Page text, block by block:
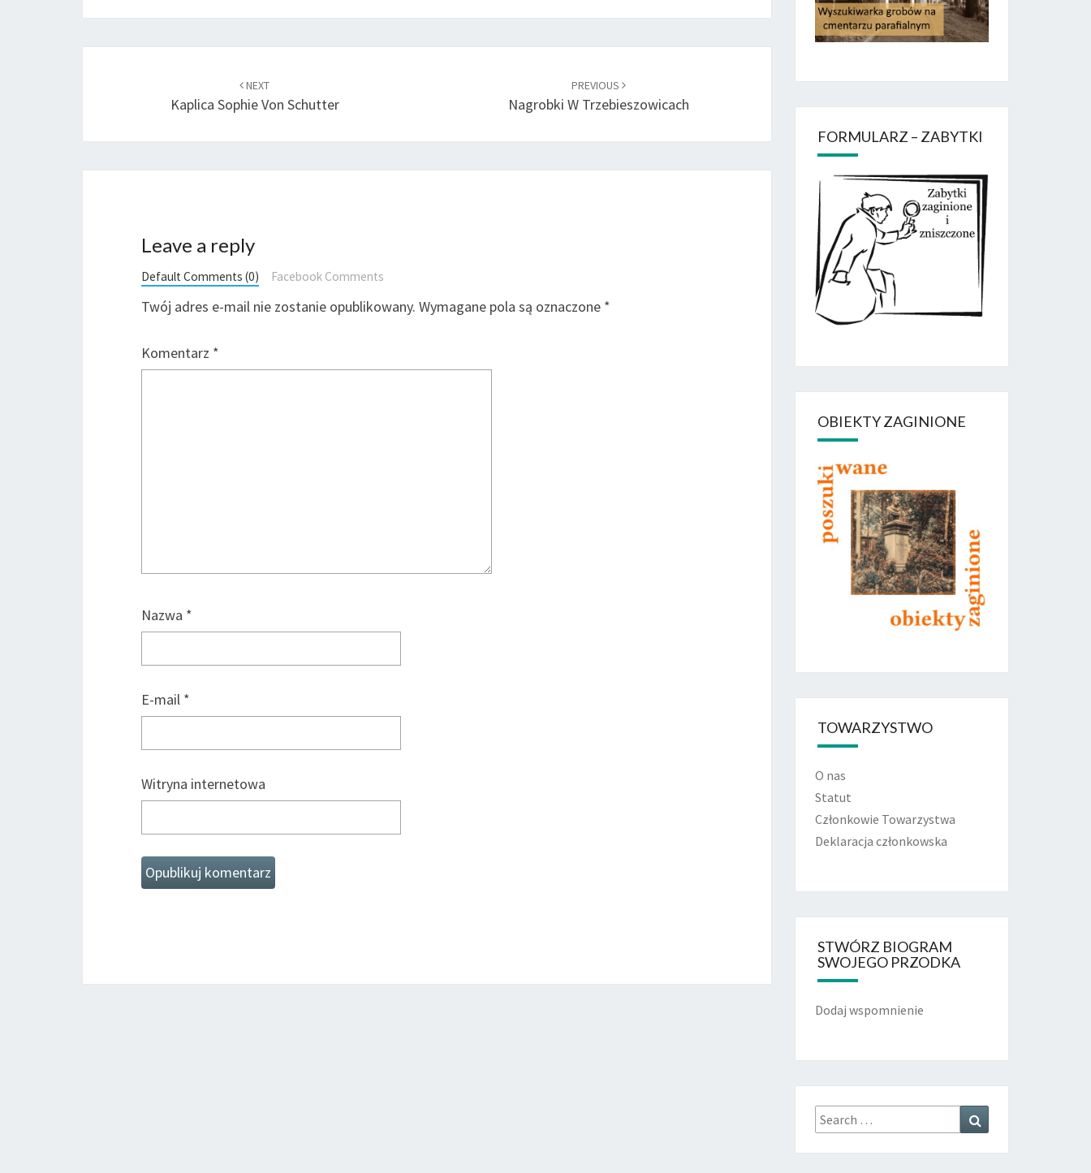
NEXT
Kaplica Sophie Von Schutter
PREVIOUS
Nagrobki W Trzebieszowicach
Leave a reply
Default Comments (0) Facebook Comments
Twój adres e-mail nie zostanie opublikowany. Wymagane pola są oznaczone *
Komentarz *
Nazwa *
E-mail *
Witryna internetowa
FORMULARZ – ZABYTKI
OBIEKTY ZAGINIONE
TOWARZYSTWO
O nas
Statut
Członkowie Towarzystwa
Deklaracja członkowska
STWÓRZ BIOGRAM
SWOJEGO PRZODKA
Dodaj wspomnienie
Search
for: